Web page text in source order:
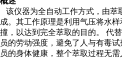
该仪器为全自动工作方式，由萃
成。其工作原理是利用气压将水
撞，以达到完全萃取的目的。 代
员的劳动强度，避免了人与有毒试
员的身体健康，整个萃取过程无需